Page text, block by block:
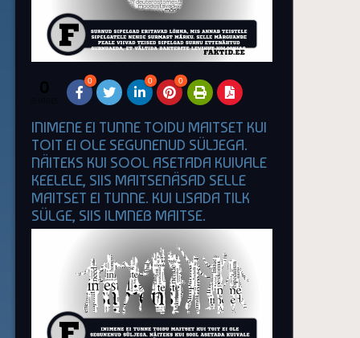
0 0 0 0
INIMENE EI TUNNE TOIDU MAITSET KUI
TOIT EI OLE SEGUNENUD SÜLJEGA.
NÄITEKS KUI SOOL ASETADA KUIVALE
KEELELE, SIIS MAITSENÄSAD SELLE
MAITSET EI TUNNE. KUI LISADA TILK
SÜLGE, SIIS ILMNEB MAITSE.